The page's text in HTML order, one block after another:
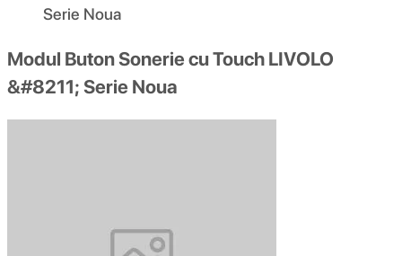
Serie Noua
Modul Buton Sonerie cu Touch LIVOLO
&#8211; Serie Noua